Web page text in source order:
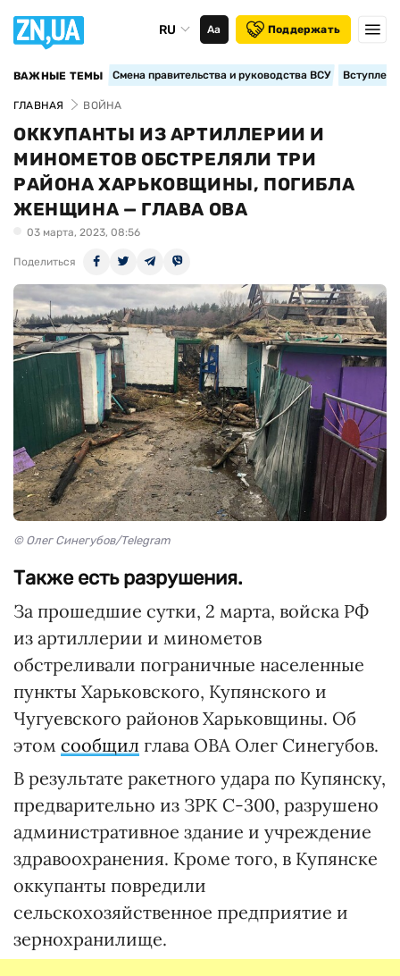
RU Аа Поддержать
ВАЖНЫЕ ТЕМЫ Смена правительства и руководства ВСУ
ГЛАВНАЯ ВОЙНА
ОККУПАНТЫ ИЗ АРТИЛЛЕРИИ И
МИНОМЕТОВ ОБСТРЕЛЯЛИ ТРИ
РАЙОНА ХАРЬКОВЩИНЫ, ПОГИБЛА
ЖЕНЩИНА — ГЛАВА ОВА
03 марта, 2023, 08:56
Поделиться
© Олег Синегубов/Telegram
Также есть разрушения.
За прошедшие сутки, 2 марта, войска РФ
из артиллерии и минометов
обстреливали пограничные населенные
пункты Харьковского, Купянского и
Чугуевского районов Харьковщины. Об
этом сообщил глава ОВА Олег Синегубов.
В результате ракетного удара по Купянску,
предварительно из ЗРК С-300, разрушено
административное здание и учреждение
здравоохранения. Кроме того, в Купянске
оккупанты повредили
сельскохозяйственное предприятие и
зернохранилище.